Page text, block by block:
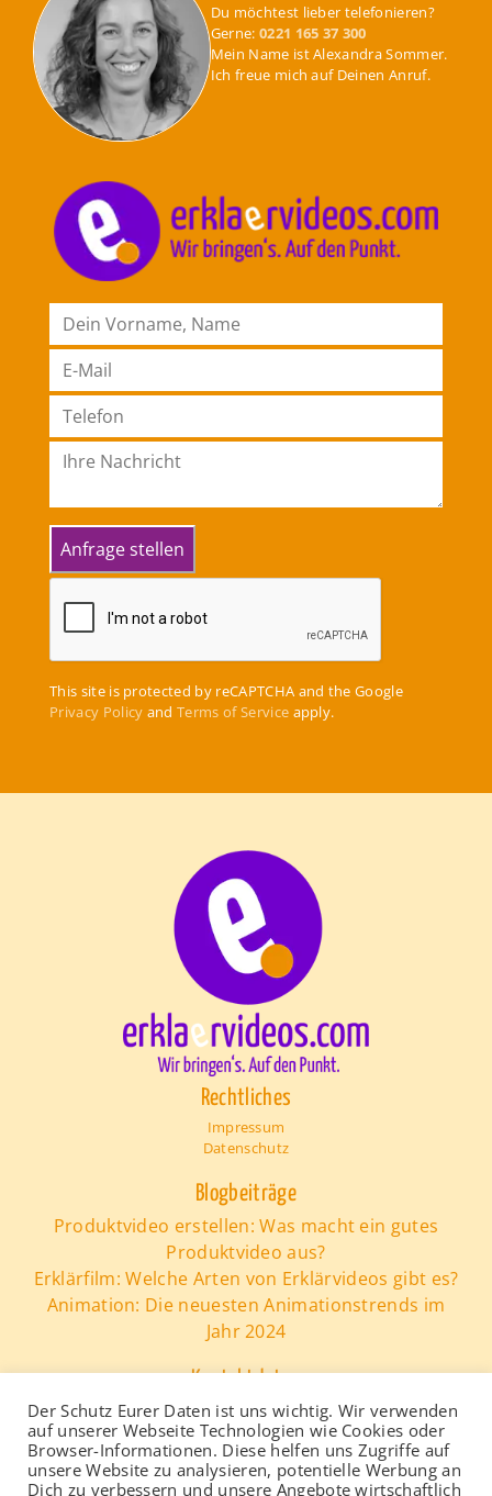
Du möchtest lieber telefonieren?
Gerne: 0221 165 37 300
Mein Name ist Alexandra Sommer.
Ich freue mich auf Deinen Anruf.
This site is protected by reCAPTCHA and the Google
Privacy Policy andTerms of Service apply.
Rechtliches
Impressum
Datenschutz
Blogbeiträge
Produktvideo erstellen: Was macht ein gutes
Produktvideo aus?
Erklärfilm: Welche Arten von Erklärvideos gibt es?
Animation: Die neuesten Animationstrends im
Jahr 2024
Kontaktdaten
erklaervideos.com
Tel.:0221 - 165 37 300
e-Mail: info@erklaervideos.com
Der Schutz Eurer Daten ist uns wichtig. Wir verwenden
auf unserer Webseite Technologien wie Cookies oder
Browser-Informationen. Diese helfen uns Zugriffe auf
unsere Website zu analysieren, potentielle Werbung an
Dich zu verbessern und unsere Angebote wirtschaftlich